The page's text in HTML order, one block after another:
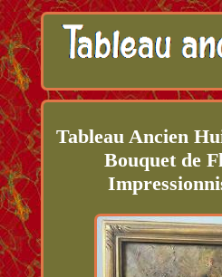
Tableau Ancien
Bouquet de